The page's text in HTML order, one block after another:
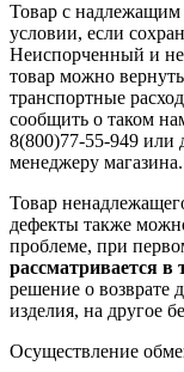
Товар с надлежащим
условии, если
Неиспорченный и
товар можно
транспортные
сообщить о таком
8(800)77-55-949 или
менеджеру магазина.
Товар
дефекты также
проблеме, при
рассматривается в
решение о возврате
изделия, на другое
Осуществление